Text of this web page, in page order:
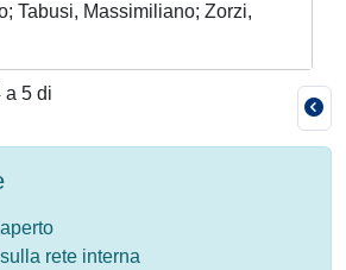
Tabusi, Massimiliano; Zorzi,
a 5 di
rete interna